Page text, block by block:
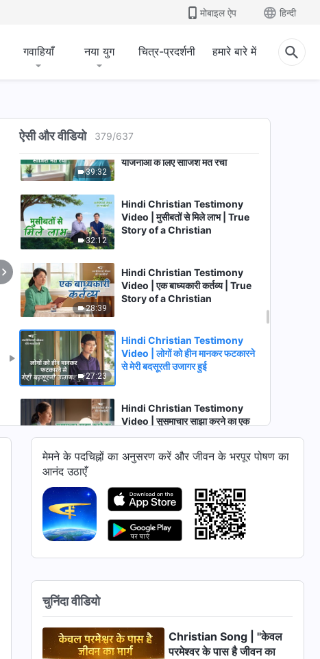
मोबाइल ऐप हिन्दी
गवाहियाँ नया युग चित्र-प्रदर्शनी हमारे बारे में
ऐसी और वीडियो 379/637
Video | एक कुकर्मी को पहचान कर मैंने
39:32
Hindi Christian Testimony
योजनाओं के लिए साजिश मत रचो
32:12
Hindi Christian Testimony
Video | मुसीबतों से मिले लाभ | True
Story of a Christian
28:39
Hindi Christian Testimony
Video | एक बाध्यकारी कर्तव्य | True
Story of a Christian
27:23
Hindi Christian Testimony
Video | लोगों को हीन मानकर फटकारने
से मेरी बदसूरती उजागर हुई
Hindi Christian Testimony
Video | सुसमाचार साझा करने का एक
अविस्मरणीय अनुभव
43:10
Video | मैंने एक सुरक्षित नौकरी कैसे
ठुकरा दी | True Story of a
43:40
Hindi Christian Testimony
Video | मेरे कर्तव्य ने मुझे बदला | True
32:04
Video | भागीदार प्रतिस्पर्धी नहीं होता |
True Story of a Christian
मेमने के पदचिह्नों का अनुसरण करें और जीवन के भरपूर पोषण का
आनंद उठाएँ
चुनिंदा वीडियो
Christian Song | "केवल
परमेश्वर के पास है जीवन का